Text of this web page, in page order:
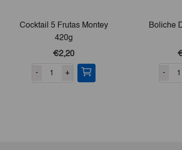
Cocktail 5 Frutas Montey
420g
€2,20
- +
Boliche
-